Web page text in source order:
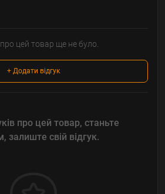
про цей товар ще не було.
+ Додати відгук
про цей товар, станьте
залиште свій відгук.